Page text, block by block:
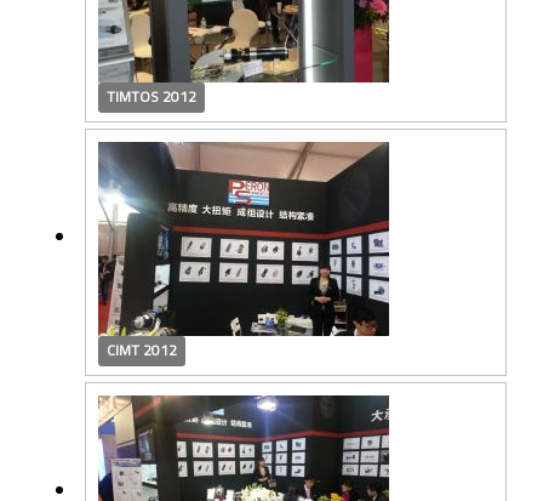
TIMTOS 2012
CIMT 2012